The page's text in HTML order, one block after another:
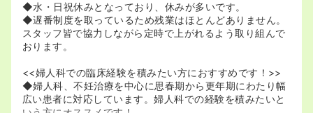
◆水・日祝休みとなっており、休みが多いです。
◆遅番制度を取っているため残業はほとんどありません。
スタッフ皆で協力しながら定時で上がれるよう取り組んで
おります。
<<婦人科での臨床経験を積みたい方におすすめです！>>
◆婦人科、不妊治療を中心に思春期から更年期にわたり幅
広い患者に対応しています。婦人科での経験を積みたいと